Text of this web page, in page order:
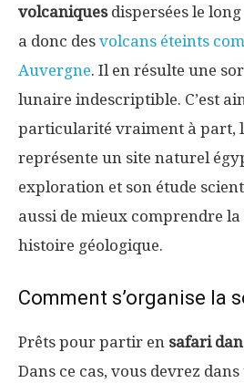
volcaniquesdispersées le long
a donc des volcans éteints
Auvergne. Il en résulte une
lunaire indescriptible. C’est
particularité vraiment à part,
représente un site naturel
exploration et son étude
aussi de mieux comprendre
histoire géologique.
Comment s’organise la
Prêts pour partir en safari
Dans ce cas, vous devrez